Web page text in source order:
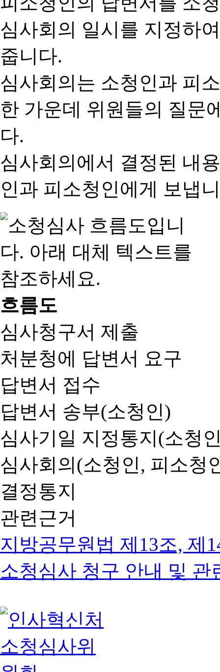
심사회의 일시를 지정하
줍니다.
심사회의는 소청인과 피
한 가운데 위원들의 질문
다.
심사회의에서 결정된 내
인과 피소청인에게 보냅
흐름도
심사청구서 제출
처분청에 답변서 요구
답변서 접수
답변서 송부(소청인)
심사기일 지정통지(소청
심사회의(소청인, 피소청
결정통지
관련근거
지방공무원법 제13조, 제
소청심사 청구 안내 및 관